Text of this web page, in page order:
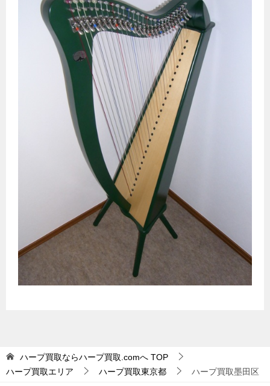
ハープ買取ならハープ買取.comへ TOP
ハープ買取エリア
ハープ買取東京都 ハープ買取墨田区